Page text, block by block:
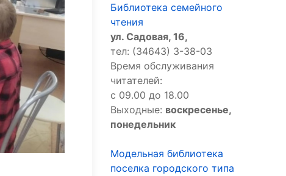
Библиотека семейного
чтения
ул. Садовая, 16,
тел: (34643) 3-38-03
Время обслуживания
читателей:
с 09.00 до 18.00
Выходные: воскресенье,
понедельник
Модельная библиотека
поселка городского типа